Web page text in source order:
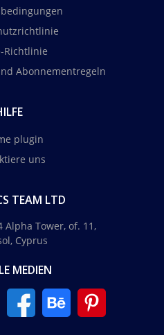
Richtlinie
Abonnementregeln
plugin
uns
TEAM LTD
Alpha Tower, of. 11,
Cyprus
MEDIEN